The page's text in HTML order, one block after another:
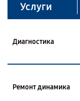
Услуги
Диагностика
Ремонт динамика